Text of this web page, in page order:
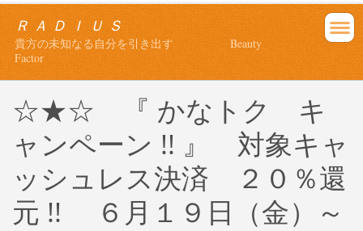
Ｒ Ａ Ｄ Ｉ Ｕ Ｓ
貴方の未知なる自分を引き出す Beauty
Factor
☆★☆ 『 かなトク キ
ャンペーン !! 』 対象キャ
ッシュレス決済 ２０％還
元 !! ６月１９日（金）～